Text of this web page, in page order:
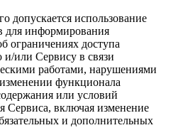
допускается использование
для информирования
ограничениях доступа
или Сервису в связи
работами, нарушениями
функционала
или условий
Сервиса, включая изменение
и дополнительных